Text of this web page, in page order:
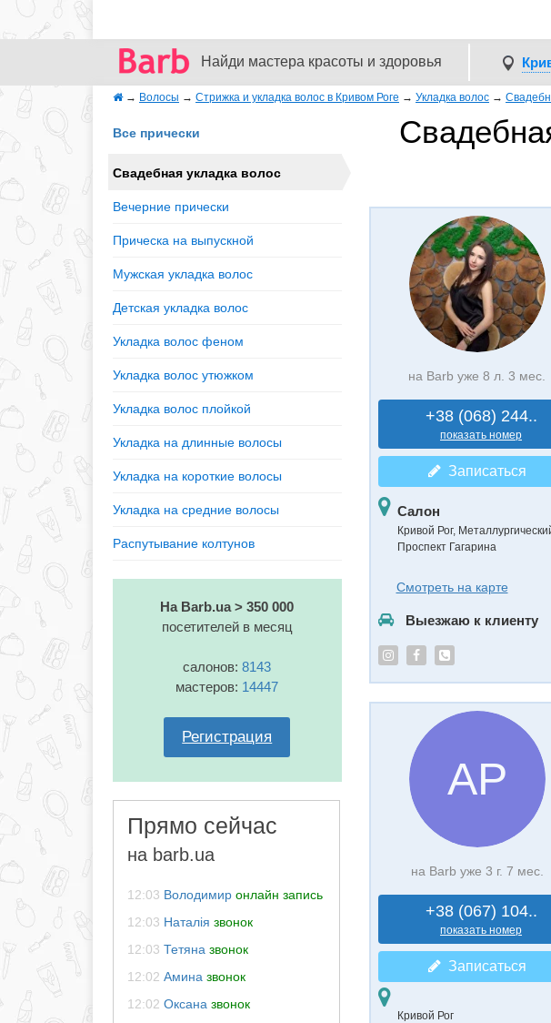
Найди мастера красоты и здоровья
→ Волосы → Стрижка и укладка волос в Кривом Роге → Укладка волос →
Все прически
Свадебная укладка волос
Вечерние прически
Прическа на выпускной
Мужская укладка волос
Детская укладка волос
Укладка волос феном
Укладка волос утюжком
Укладка волос плойкой
Укладка на длинные волосы
Укладка на короткие волосы
Укладка на средние волосы
Распутывание колтунов
На Barb.ua > 350 000
посетителей в месяц
салонов:8143
мастеров: 14447
Регистрация
Прямо сейчас
на barb.ua
12:03 Володимир онлайн запись
12:03 Наталія звонок
12:03 Тетяна звонок
12:02 Амина звонок
12:02 Оксана звонок
на Barb уже 8 л. 3 мес.
+38 (068) 244..
показать номер
Записаться
Салон
Кривой Рог,
Проспект Гагарина
Смотреть на карте
Выезжаю к клиенту
АР
на Barb уже 3 г. 7 мес.
+38 (067) 104..
показать номер
Записаться
Кривой Рог